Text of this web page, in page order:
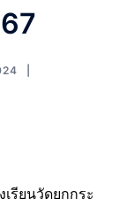
ยนวัดยกกระ